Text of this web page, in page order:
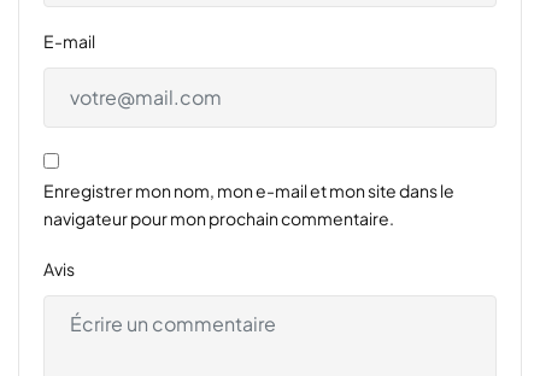
E-mail
Enregistrer mon nom, mon e-mail et mon site dans le
navigateur pour mon prochain commentaire.
Avis